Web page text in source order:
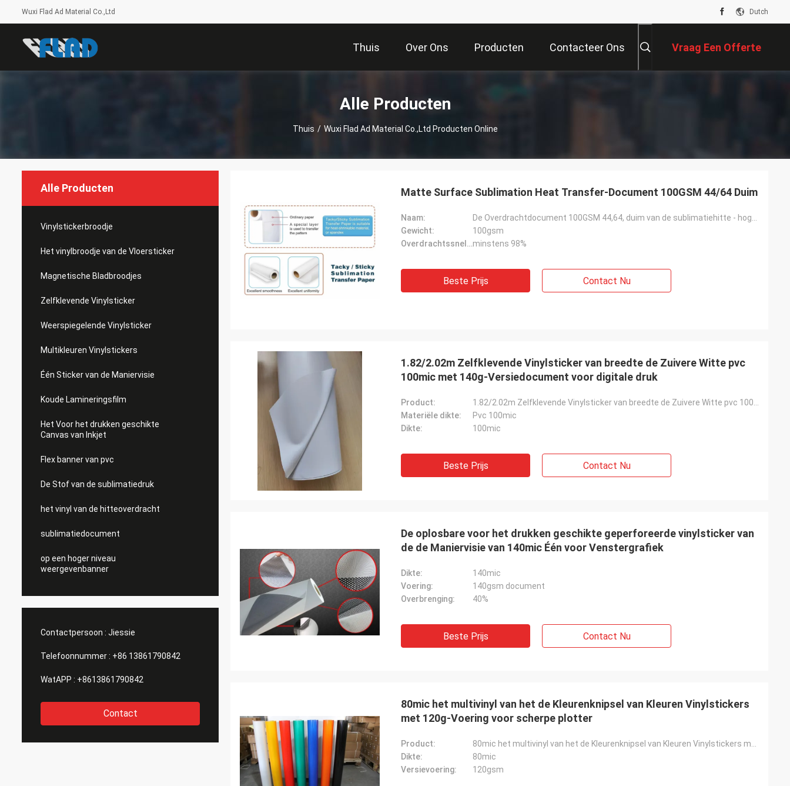
Wuxi Flad Ad Material Co.,Ltd Dutch
Thuis Over Ons Producten Contacteer Ons Vraag Een Offerte
Alle Producten
Thuis / Wuxi Flad Ad Material Co.,Ltd Producten Online
Alle Producten
Vinylstickerbroodje
Het vinylbroodje van de Vloersticker
Magnetische Bladbroodjes
Zelfklevende Vinylsticker
Weerspiegelende Vinylsticker
Multikleuren Vinylstickers
Één Sticker van de Maniervisie
Koude Lamineringsfilm
Het Voor het drukken geschikte
Canvas van Inkjet
Flex banner van pvc
De Stof van de sublimatiedruk
het vinyl van de hitteoverdracht
sublimatiedocument
op een hoger niveau
weergevenbanner
Contactpersoon : Jiessie
Telefoonnummer : +86 13861790842
WatAPP : +8613861790842
Contact
Matte Surface Sublimation Heat Transfer-Document 100GSM 44/64 Duim
Naam:
Gewicht:
100gsm
Overdrachtssnelheid:minstens 98%
Beste Prijs Contact Nu
1.82/2.02m Zelfklevende Vinylsticker van breedte de Zuivere Witte pvc
100mic met 140g-Versiedocument voor digitale druk
Product:
Materiële dikte:
Pvc 100mic
Dikte:
100mic
Beste Prijs Contact Nu
De oplosbare voor het drukken geschikte geperforeerde vinylsticker van
de de Maniervisie van 140mic Één voor Venstergrafiek
Dikte:
140mic
Voering:
140gsm document
Overbrenging:
40%
Beste Prijs Contact Nu
80mic het multivinyl van het de Kleurenknipsel van Kleuren Vinylstickers
met 120g-Voering voor scherpe plotter
Product:
Dikte:
80mic
Versievoering:
120gsm